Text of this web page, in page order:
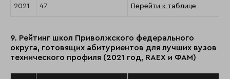
2021 47 Перейти к таблице
9. Рейтинг школ Приволжского федерального
округа, готовящих абитуриентов для лучших вузов
технического профиля (2021 год, RAEX и ФАМ)